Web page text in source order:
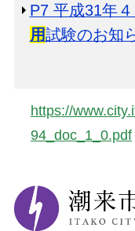
P7 平成31年４
用試験のお知
https://
94_doc_1_0.pdf